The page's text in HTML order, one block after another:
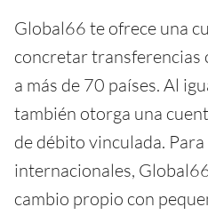
Global66 te ofrece una
concretar transferencias
a más de 70 países. Al
también otorga una
de débito vinculada.
internacionales,
cambio propio con